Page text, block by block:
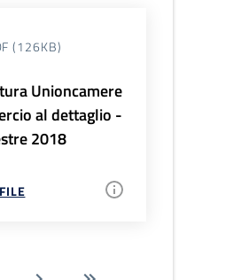
(126KB)
Unioncamere
al dettaglio -
2018